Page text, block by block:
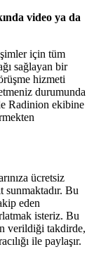
video ya da
için tüm
sağlayan bir
hizmeti
durumunda
Radinion ekibine
ücretsiz
sunmaktadır. Bu
eden
isteriz. Bu
verildiği takdirde,
ile paylaşır.